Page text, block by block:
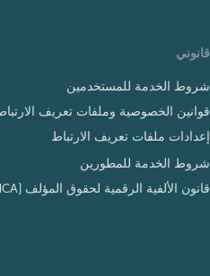
قانوني
شروط الخدمة للمستخدمين
قوانين الخصوصية وملفات تعريف
إعدادات ملفات تعريف الارتباط
شروط الخدمة للمطورين
قانون الألفية الرقمية لحقوق المؤلف (DMCA)